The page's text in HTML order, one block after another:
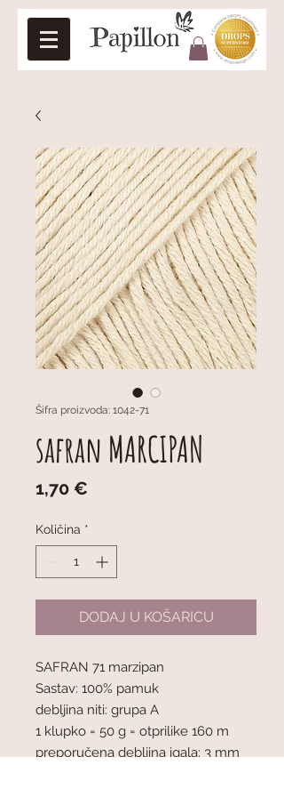
Šifra proizvoda: 1042-71
safran MARCIPAN
1,70 €
Količina *
DODAJ U KOŠARICU
SAFRAN 71 marzipan
Sastav: 100% pamuk
debljina niti: grupa A
1 klupko = 50 g = otprilike 160 m
preporučena debljina igala: 3 mm